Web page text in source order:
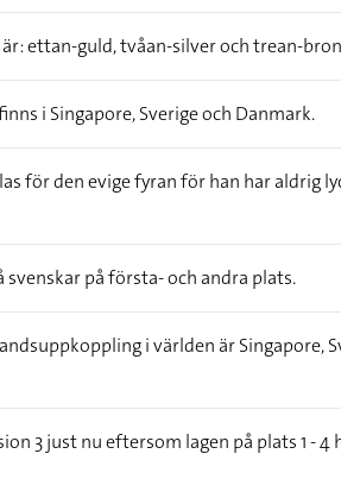
ettan-guld, tvåan-silver och trean-
i Singapore, Sverige och Danmark.
för den evige fyran för han har aldrig
svenskar på första- och andra plats.
i världen är Singapore,
3 just nu eftersom lagen på plats 1 - 4